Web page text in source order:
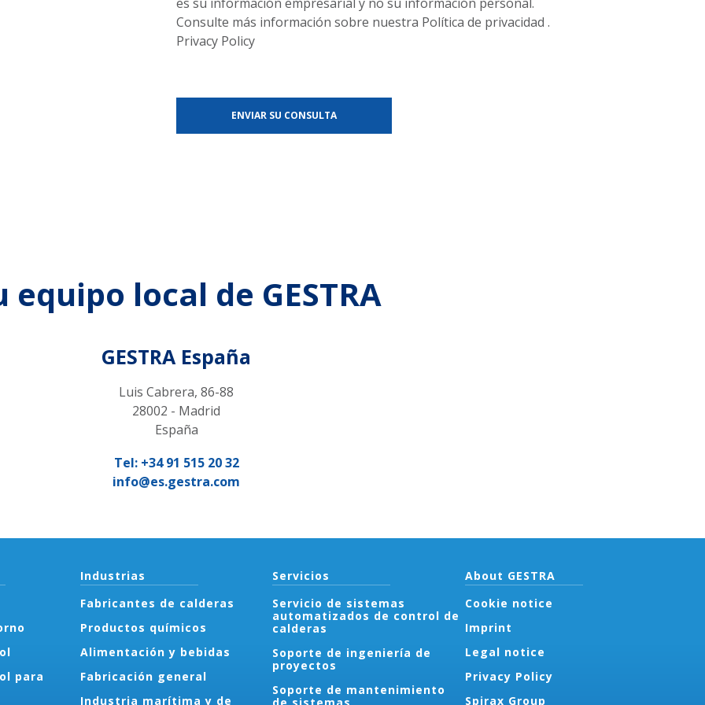
Consulte más información sobre nuestra Política de privacidad .
Privacy Policy
equipo local de GESTRA
GESTRA España
Luis Cabrera, 86-88
28002 - Madrid
España
Tel: +34 91 515 20 32
info@es.gestra.com
para
Industrias
Fabricantes de calderas
Productos químicos
Alimentación y bebidas
Fabricación general
Industria marítima y de
Servicios
Servicio de sistemas
automatizados de control de
calderas
Soporte de ingeniería de
proyectos
Soporte de mantenimiento
About GESTRA
Cookie notice
Imprint
Legal notice
Privacy Policy
Spirax Group